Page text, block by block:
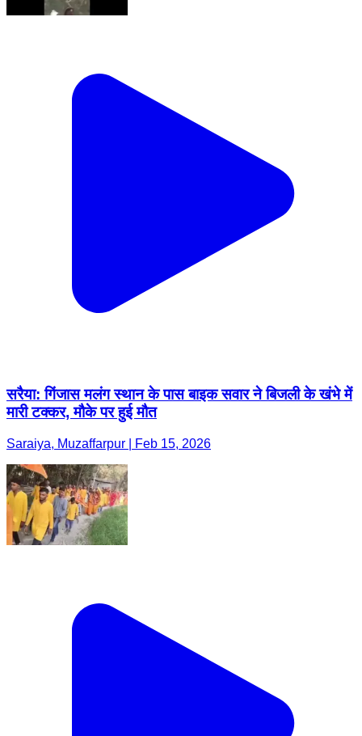
सरैया: गिंजास मलंग स्थान के पास बाइक सवार ने बिजली के खंभे में
मारी टक्कर, मौके पर हुई मौत
Saraiya, Muzaffarpur | Feb 15, 2026